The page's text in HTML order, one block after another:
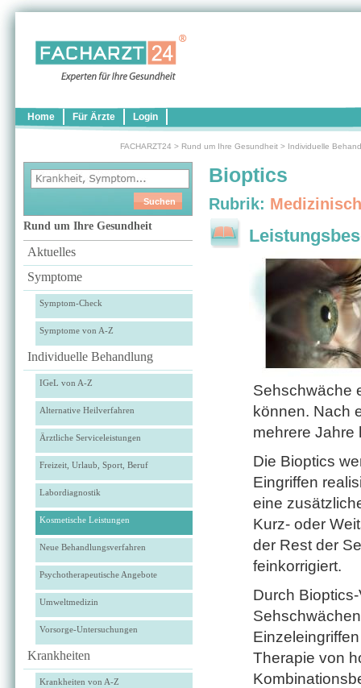
Home Für Ärzte Login
FACHARZT24 > Rund um Ihre Gesundheit > Individuelle
Rund um Ihre Gesundheit
Aktuelles
Symptome
Symptom-Check
Symptome von A-Z
Individuelle Behandlung
IGeL von A-Z
Alternative Heilverfahren
Ärztliche Serviceleistungen
Freizeit, Urlaub, Sport, Beruf
Labordiagnostik
Kosmetische Leistungen
Neue Behandlungsverfahren
Psychotherapeutische Angebote
Umweltmedizin
Vorsorge-Untersuchungen
Krankheiten
Krankheiten von A-Z
Bioptics
Rubrik:
Sehschwäche
können. Nach
mehrere Jahre
Die Bioptics
Eingriffen
eine
Kurz- oder
der Rest der
feinkorrigiert.
Durch
Therapie von